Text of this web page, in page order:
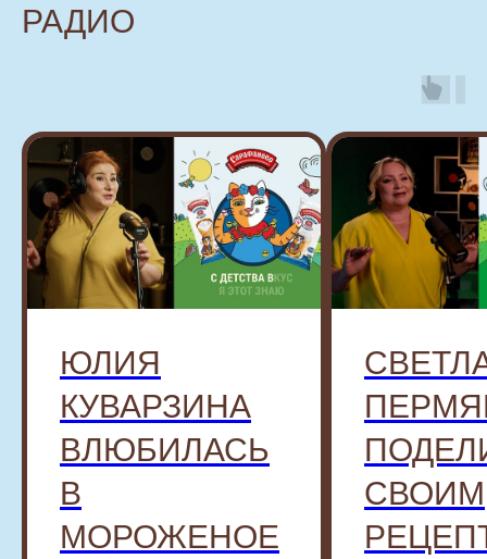
РАДИО
ЮЛИЯ
КУВАРЗИНА
ВЛЮБИЛАСЬ
В
МОРОЖЕНОЕ
СВОИМ